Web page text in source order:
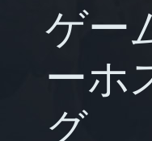
ゲー
ーホ
グ